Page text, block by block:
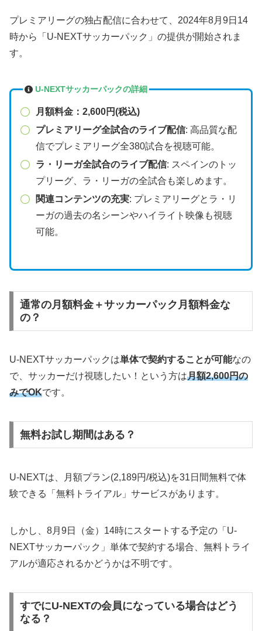
プレミアリーグの独占配信に合わせて、2024年8月9日14
時から「U-NEXTサッカーパック」の提供が開始されま
す。
U-NEXTサッカーパックの詳細
月額料金：2,600円(税込)
プレミアリーグ全試合のライブ配信: 高品質な配
信でプレミアリーグ全380試合を視聴可能。
ラ・リーガ全試合のライブ配信: スペインのトッ
プリーグ、ラ・リーガの全試合も楽しめます。
関連コンテンツの充実: プレミアリーグとラ・リ
ーガの過去の名シーンやハイライト映像も視聴
可能。
通常の月額料金＋サッカーパック月額料金な
の？
U-NEXTサッカーパックは単体で契約することが可能なの
で、サッカーだけ視聴したい！という方は月額2,600円の
みでOKです。
無料お試し期間はある？
U-NEXTは、月額プラン(2,189円/税込)を31日間無料で体
験できる「無料トライアル」サービスがあります。
しかし、 8月9日（金）14時にスタートする予定の「U-
NEXTサッカーパック」単体で契約する場合、無料トライ
アルが適応されるかどうかは不明です。
すでにU-NEXTの会員になっている場合はどう
なる？